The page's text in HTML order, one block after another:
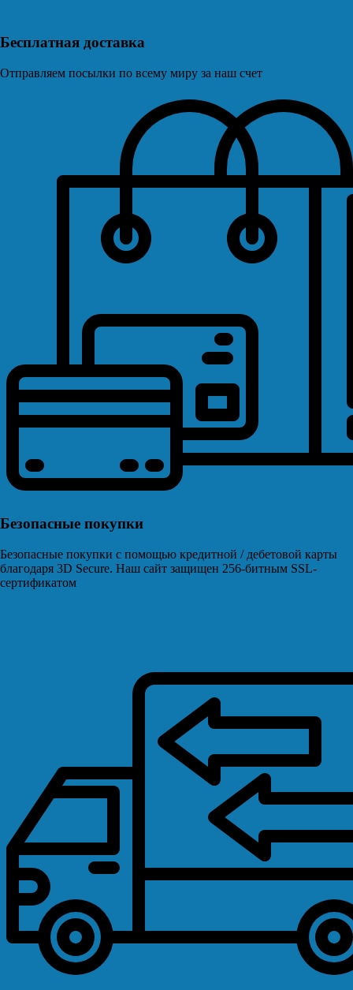
Бесплатная доставка
Отправляем посылки по всему миру за наш счет
Безопасные покупки
Безопасные покупки с помощью кредитной / дебетовой карты
благодаря 3D Secure. Наш сайт защищен 256-битным SSL-
сертификатом